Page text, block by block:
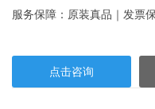
服务保障：原装真品｜发票
点击咨询